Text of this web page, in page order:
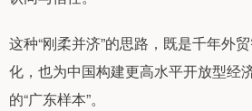
这种“刚柔并济”的思路，既是千年外
化，也为中国构建更高水平开放型经
的“广东样本”。